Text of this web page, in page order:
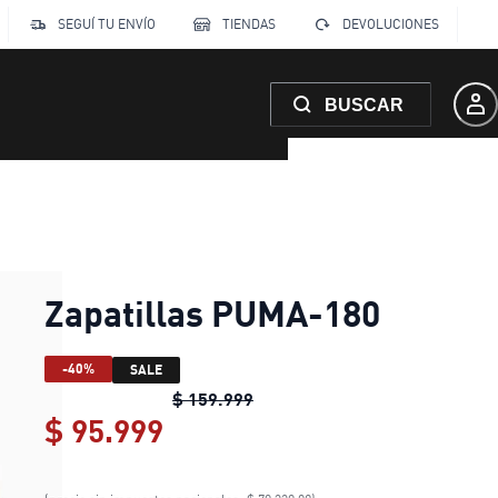
SEGUÍ TU ENVÍO
TIENDAS DEVOLUCIONES
BUSCAR
Zapatillas PUMA-180
-40% SALE
$ 159.999Zapatillas PUMA-180
$ 95.999